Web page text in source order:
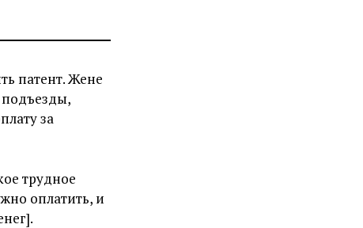
патент. Жене
подъезды,
за
трудное
оплатить, и